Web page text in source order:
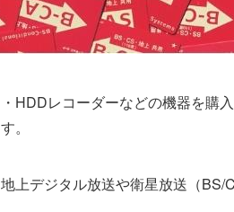
HDDレコーダーなどの機器を購
。
上デジタル放送や衛星放送（BS/